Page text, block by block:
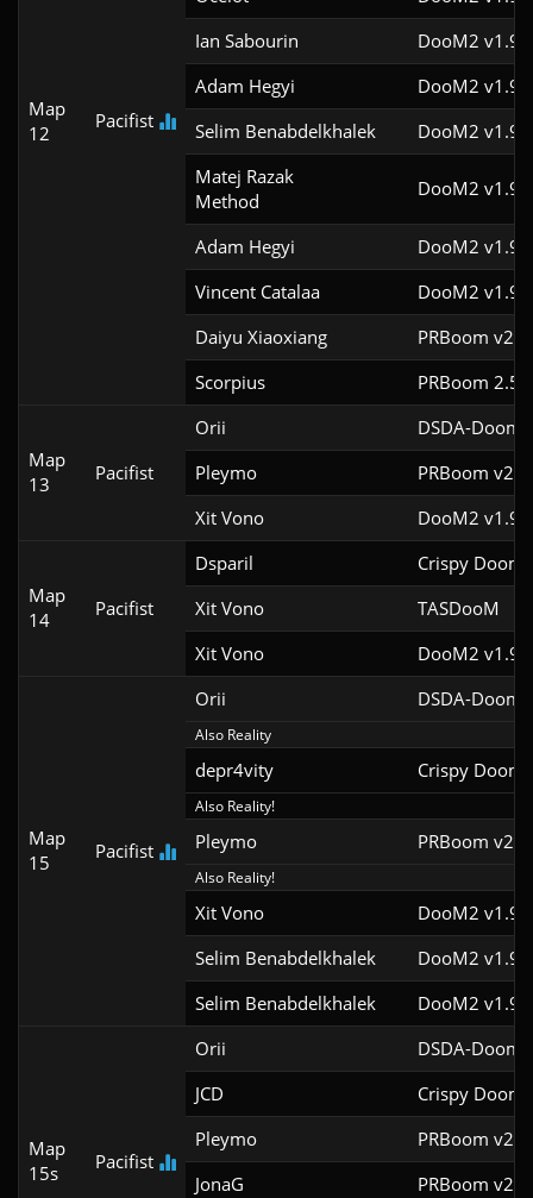
Map
12
Pacifist
Ian Sabourin
DooM2 v1.9f
Adam Hegyi
DooM2 v1.9f
Selim Benabdelkhalek
DooM2 v1.9f
Matej Razak
Method
DooM2 v1.9
Adam Hegyi
DooM2 v1.9
Vincent Catalaa
DooM2 v1.9f
Daiyu Xiaoxiang
PRBoom
Scorpius
PRBoom
Map
13
Pacifist
Orii
DSDA-Doom
Pleymo
PRBoom
Xit Vono
DooM2 v1.9f
Map
14
Pacifist
Dsparil
Crispy Doom
Xit Vono
TASDooM
Xit Vono
DooM2 v1.9
Map
15
Pacifist
Orii DSDA-Doom
Also Reality
depr4vity Crispy Doom
Also Reality!
Pleymo PRBoom
Also Reality!
Xit Vono
DooM2 v1.9f
Selim Benabdelkhalek
DooM2 v1.9f
Selim Benabdelkhalek
DooM2 v1.9f
Map
15s
Pacifist
Orii
DSDA-Doom
JCD
Crispy Doom
Pleymo
PRBoom
JonaG
PRBoom